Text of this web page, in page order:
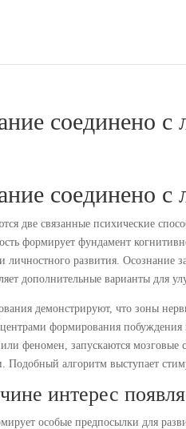
соединено с
соединено с
две связанные психические
формирует фундамент
личностного развития. Осознание
дополнительные варианты для
демонстрируют, что зоны
формирования
феномен, запускаются мозговые
Подобный алгоритм выступает
интерес
особые предпосылки для